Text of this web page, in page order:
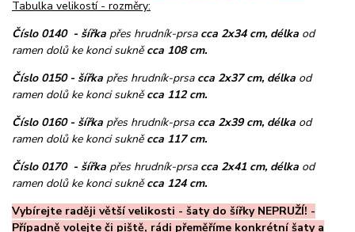
Tabulka velikostí - rozměry:
Číslo 0140 - šířka přes hrudník-prsacca 2x34 cm, délka od
ramen dolů ke konci sukněcca 108 cm.
Číslo 0150 - šířka přes hrudník-prsacca 2x37 cm, délka od
ramen dolů ke konci sukněcca 112 cm.
Číslo 0160 - šířka přes hrudník-prsa cca 2x39 cm, délka od
ramen dolů ke konci sukněcca 117 cm.
Číslo 0170 - šířka přes hrudník-prsa cca 2x41 cm, délka od
ramen dolů ke konci sukněcca 124 cm.
Vybírejte raději větší velikosti - šaty do šířky NEPRUŽÍ! -
Případně volejte či piště, rádi přeměříme konkrétní šaty a